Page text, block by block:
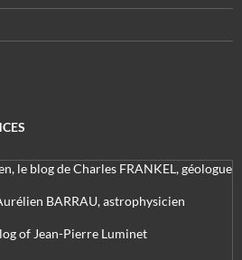
le blog de Charles FRANKEL, géologue
BARRAU, astrophysicien
of Jean-Pierre Luminet